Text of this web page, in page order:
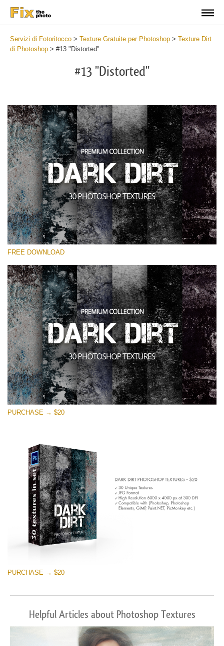
Servizi di Fotoritocco > Texture Gratuite per Photoshop > Texture Dirt
di Photoshop > #13 "Distorted"
#13 "Distorted"
Si prega di Selezionare
Small 800*533px
Dark Dirt
(30 Overlays)
Large 6000*4000px
Entire Collection
(1783 Overlays)
Large 6000*4000px
Download Gratuito
FREE DOWNLOAD
PURCHASE → $20
PURCHASE → $20
Helpful Articles about Photoshop Textures